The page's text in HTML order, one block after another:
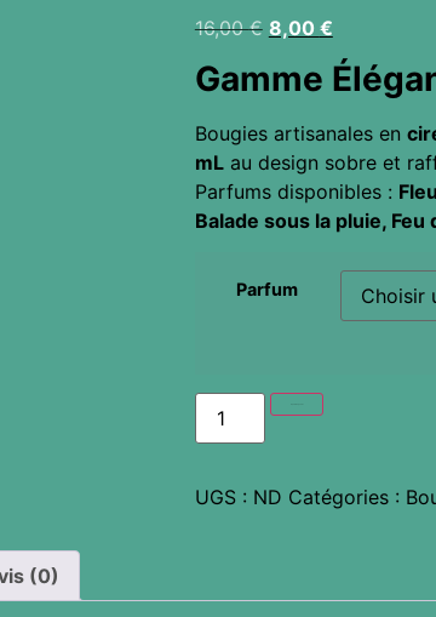
16,00€ 8,00 €
Gamme
Bougies artisanales en
mLau design sobre et
Parfums disponibles :
Balade sous la pluie, Feu
Parfum
UGS : ND Catégories :
(0)